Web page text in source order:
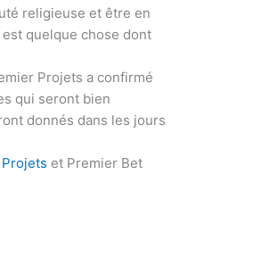
religieuse et être en
quelque chose dont
Projets a confirmé
qui seront bien
donnés dans les jours
et Premier Bet